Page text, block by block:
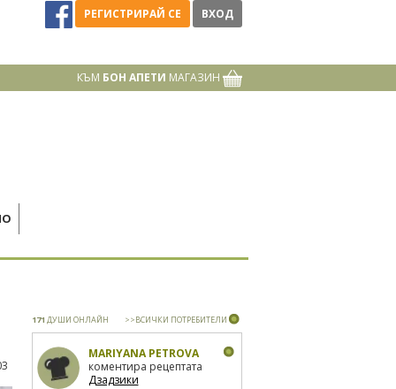
РЕГИСТРИРАЙ СЕ ВХОД
КЪМ БОН АПЕТИ МАГАЗИН
171 ДУШИ ОНЛАЙН >>ВСИЧКИ ПОТРЕБИТЕЛИ
MARIYANA PETROVA
коментира рецептата
Дзадзики